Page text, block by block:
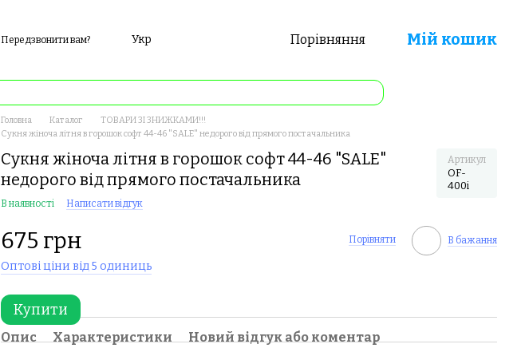
Передзвонити вам? Укр Порівняння Мій кошик
Головна Каталог
ТОВАРИ ЗІ ЗНИЖКАМИ!!!
Сукня жіноча літня в горошок софт 44-46 "SALE" недорого від прямого постачальника
Сукня жіноча літня в горошок софт 44-46 "SALE"
недорого від прямого постачальника
Артикул
OF-
400i
В наявності Написати відгук
675 грн Порівняти В бажання
Оптові ціни від 5 одиниць
Купити
Опис Характеристики
Новий відгук або коментар